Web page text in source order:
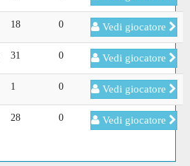
18 0 Vedi giocatore
31 0 Vedi giocatore
1 0 Vedi giocatore
28 0 Vedi giocatore